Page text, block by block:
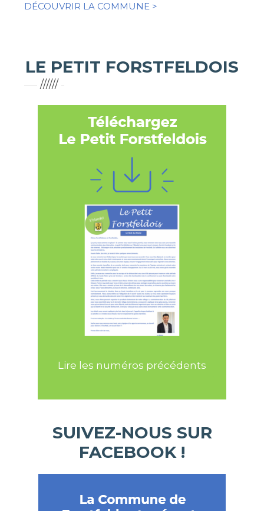
DÉCOUVRIR LA COMMUNE >
LE PETIT FORSTFELDOIS
//////
Lire les numéros précédents
SUIVEZ-NOUS SUR
FACEBOOK !